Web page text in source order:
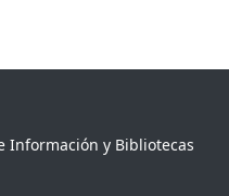
Información y Bibliotecas